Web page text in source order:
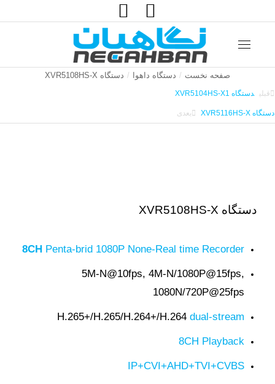
جستجو:
مکان شما:
صفحه نخست دستگاه داهوا دستگاه XVR5108HS-X
قبلی دستگاه XVR5104HS-X1
دستگاه XVR5116HS-X بعدی
دستگاه XVR5108HS-X
8CH Penta-brid 1080P None-Real time Recorder
5M-N@10fps, 4M-N/1080P@15fps,
1080N/720P@25fps
H.265+/H.265/H.264+/H.264 dual-stream
8CH Playback
IP+CVI+AHD+TVI+CVBS